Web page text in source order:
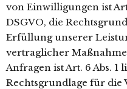
von Einwilligungen ist
DSGVO, die
Erfüllung unserer
vertraglicher
Anfragen ist Art. 6 Abs. 1
Rechtsgrundlage für